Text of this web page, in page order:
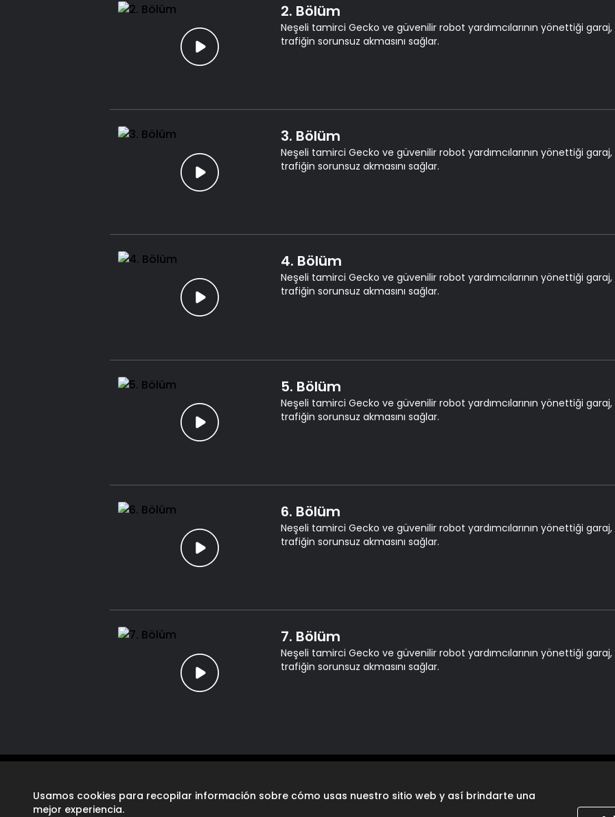
2. Bölüm
Neşeli tamirci Gecko ve güvenilir robot yardımcılarının yönettiği
trafiğin sorunsuz akmasını sağlar.
3. Bölüm
Neşeli tamirci Gecko ve güvenilir robot yardımcılarının yönettiği
trafiğin sorunsuz akmasını sağlar.
4. Bölüm
Neşeli tamirci Gecko ve güvenilir robot yardımcılarının yönettiği
trafiğin sorunsuz akmasını sağlar.
5. Bölüm
Neşeli tamirci Gecko ve güvenilir robot yardımcılarının yönettiği
trafiğin sorunsuz akmasını sağlar.
6. Bölüm
Neşeli tamirci Gecko ve güvenilir robot yardımcılarının yönettiği
trafiğin sorunsuz akmasını sağlar.
7. Bölüm
Neşeli tamirci Gecko ve güvenilir robot yardımcılarının yönettiği
trafiğin sorunsuz akmasını sağlar.
Usamos cookies para recopilar información sobre cómo usas nuestro sitio web y así brindarte una
mejor experiencia.